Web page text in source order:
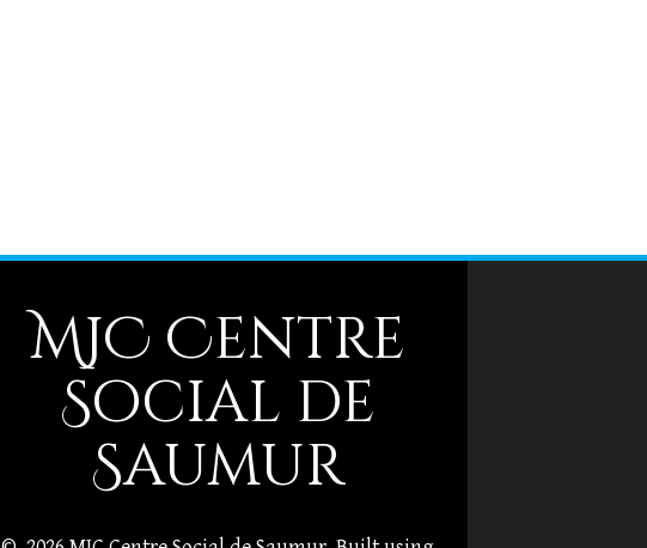
MJC Centre
Social de
Saumur